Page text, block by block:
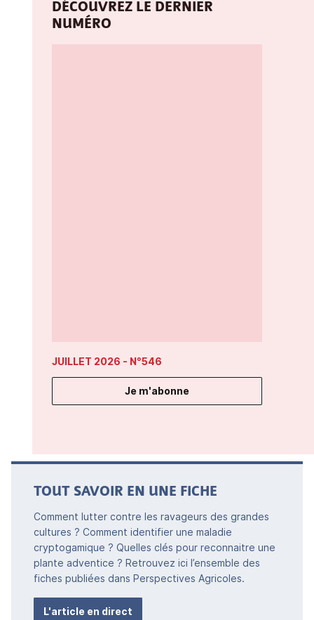
DÉCOUVREZ LE DERNIER
NUMÉRO
JUILLET 2026 - N°546
Je m'abonne
TOUT SAVOIR EN UNE FICHE
Comment lutter contre les ravageurs des grandes
cultures ? Comment identifier une maladie
cryptogamique ? Quelles clés pour reconnaitre une
plante adventice ? Retrouvez ici l’ensemble des
fiches publiées dans Perspectives Agricoles.
L'article en direct